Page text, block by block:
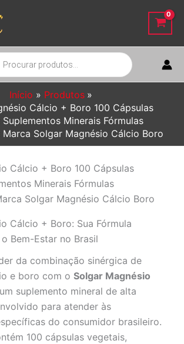
Início
Produtos
Cálcio + Boro 100 Cápsulas
Minerais Fórmulas
Solgar Magnésio Cálcio Boro
Cálcio + Boro 100 Cápsulas
Minerais Fórmulas
Solgar Magnésio Cálcio Boro
Cálcio + Boro: Sua Fórmula
Bem-Estar no Brasil
da combinação sinérgica de
e boro com o Solgar Magnésio
suplemento mineral de alta
para atender às
do consumidor brasileiro.
100 cápsulas vegetais,